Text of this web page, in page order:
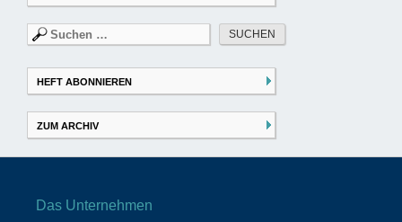
Suchen
nach:
HEFT ABONNIEREN
ZUM ARCHIV
Das Unternehmen